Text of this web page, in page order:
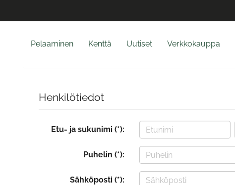
Pelaaminen Kenttä Uutiset Verkkokauppa
Henkilötiedot
Etu- ja sukunimi (*):
Puhelin (*):
Sähköposti (*):